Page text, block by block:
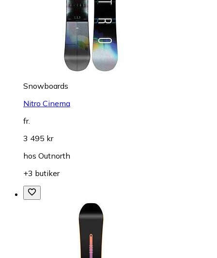
Snowboards
Nitro Cinema
fr.
3 495 kr
hos Outnorth
+3 butiker